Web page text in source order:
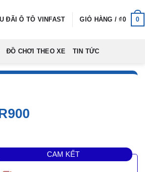
ĐÃI Ô TÔ VINFAST GIỎ HÀNG /₫0 0
ĐỒ CHƠI THEO XE TIN TỨC
CAM KẾT